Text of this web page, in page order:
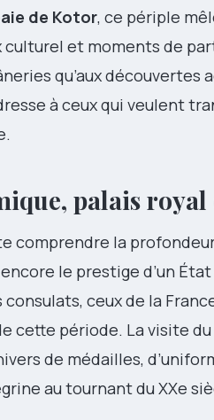
de Kotor, ce périple
et moments de
qu’aux découvertes
à ceux qui veulent
palais royal
comprendre la
le prestige d’un État
ceux de la
cette période. La visite du
de médailles,
au tournant du XXe